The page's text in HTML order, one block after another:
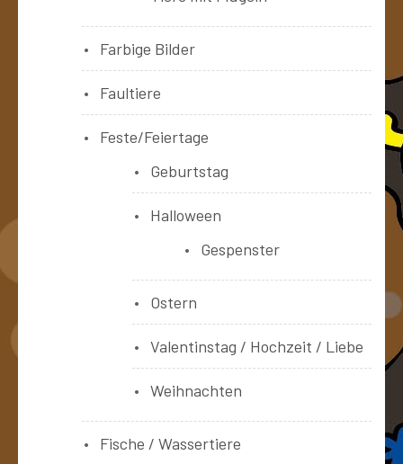
Farbige Bilder
Faultiere
Feste/Feiertage
Geburtstag
Halloween
Gespenster
Ostern
Valentinstag / Hochzeit / Liebe
Weihnachten
Fische / Wassertiere